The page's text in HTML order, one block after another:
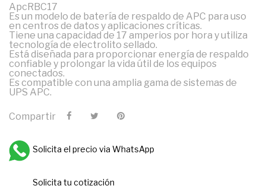
ApcRBC17
Es un modelo de batería de respaldo de APC para uso
en centros de datos y aplicaciones críticas.
Tiene una capacidad de 17 amperios por hora y utiliza
tecnología de electrolito sellado.
Está diseñada para proporcionar energía de respaldo
confiable y prolongar la vida útil de los equipos
conectados.
Es compatible con una amplia gama de sistemas de
UPS APC.
Compartir
Solicita el precio via WhatsApp
Solicita tu cotización